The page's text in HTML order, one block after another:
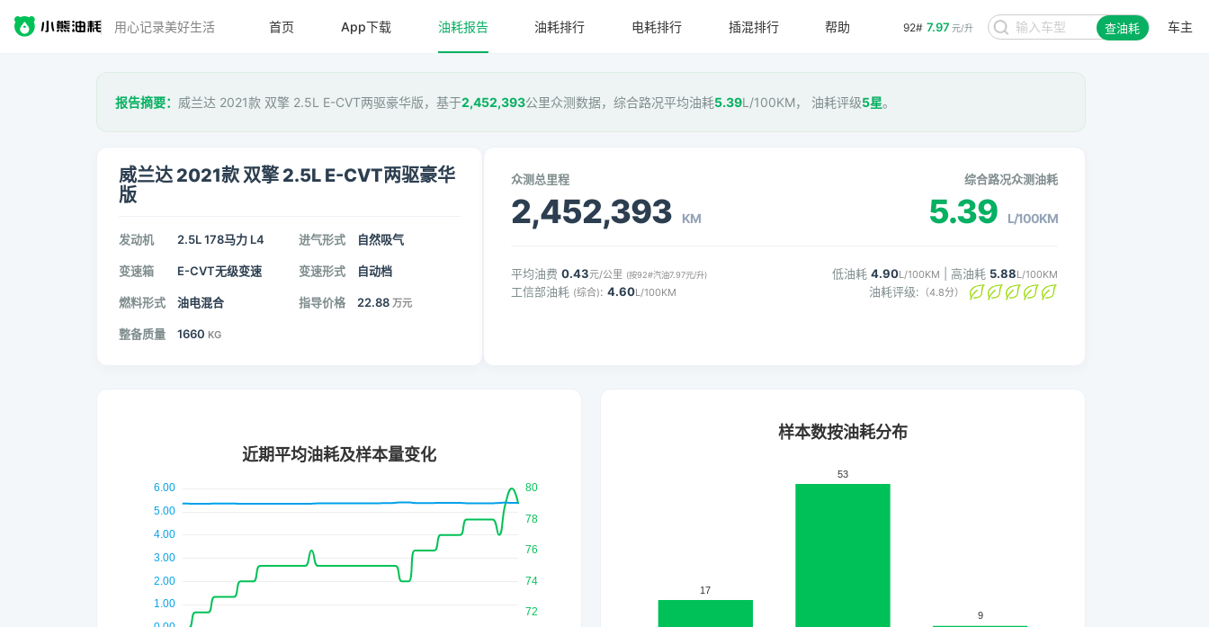
用心记录美好生活 92# 7.97 元/升 查油耗 车主
首页 App下载 油耗报告 油耗排行 电耗排行 插混排行 帮助
报告摘要： 威兰达 2021款 双擎 2.5L E-CVT两驱豪华版，基于2,452,393公里众测数据，综合路况平均油耗5.39L/100KM， 油耗评级5星。
威兰达 2021款 双擎 2.5L E-CVT两驱豪华
版
发动机 2.5L 178马力 L4 进气形式 自然吸气
变速箱 E-CVT无级变速 变速形式 自动档
燃料形式 油电混合 指导价格 22.88 万元
整备质量 1660 KG
众测总里程
2,452,393 KM
综合路况众测油耗
5.39 L/100KM
平均油费 0.43元/公里 (按92#汽油7.97元/升)
工信部油耗 (综合): 4.60L/100KM
低油耗 4.90L/100KM | 高油耗 5.88L/100KM
油耗评级: （4.8分）